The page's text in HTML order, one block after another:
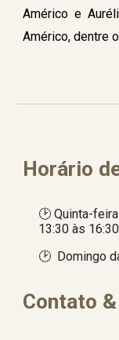
Américo e
Américo, dentre
Horário
🕑Quinta-
13:30 às 16:30
🕑 Domingo
Contato